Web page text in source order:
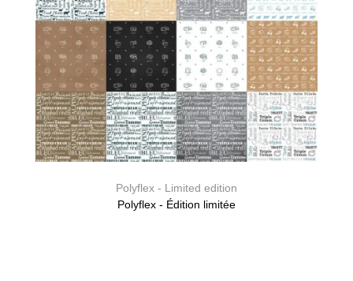
Polyflex - Limited edition
Polyflex - Édition limitée